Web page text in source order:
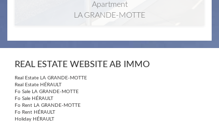
Apartment
LA GRANDE-MOTTE
68m | 3 ​room(s) | Ext. 27m
REAL ESTATE WEBSITE AB IMMO
Real Estate LA GRANDE-MOTTE
Real Estate HÉRAULT
Fo Sale LA GRANDE-MOTTE
Fo Sale HÉRAULT
Fo Rent LA GRANDE-MOTTE
Fo Rent HÉRAULT
Holiday HÉRAULT